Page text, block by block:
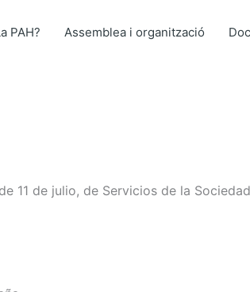
PAH? Assemblea i organització
11 de julio, de Servicios de la